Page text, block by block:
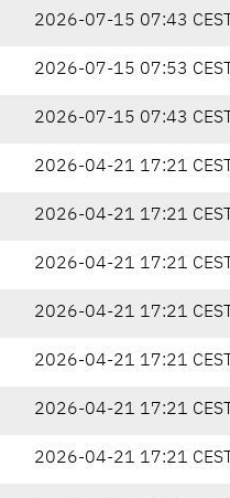
2026-07-15 07:43 CEST
2026-07-15 07:53 CEST
2026-07-15 07:43 CEST
2026-04-21 17:21 CEST
2026-04-21 17:21 CEST
2026-04-21 17:21 CEST
2026-04-21 17:21 CEST
2026-04-21 17:21 CEST
2026-04-21 17:21 CEST
2026-04-21 17:21 CEST